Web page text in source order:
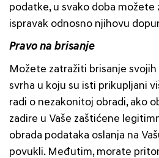
podatke, u svako doba možete
ispravak odnosno njihovu
Pravo na brisanje
Možete zatražiti brisanje
svrha u koju su isti prikupljani
radi o nezakonitoj obradi, ako
zadire u Vaše zaštićene
obrada podataka oslanja na
povukli. Međutim, morate